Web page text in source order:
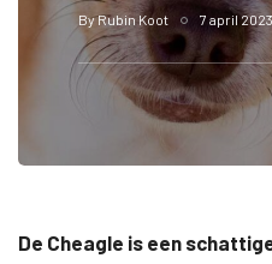
ByRubin Koot 7 april 2023
De Cheagle is een